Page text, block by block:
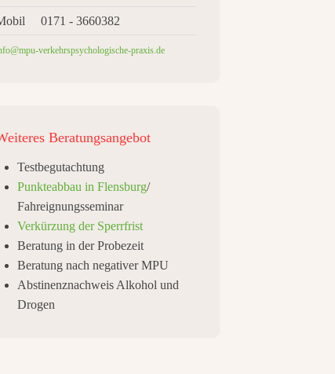
0171 - 3660382
verkehrspsychologische-praxis.de
Beratungsangebot
Testbegutachtung
Punkteabbau in Flensburg/
Fahreignungsseminar
Verkürzung der Sperrfrist
Beratung in der Probezeit
Beratung nach negativer MPU
Abstinenznachweis Alkohol und
Drogen